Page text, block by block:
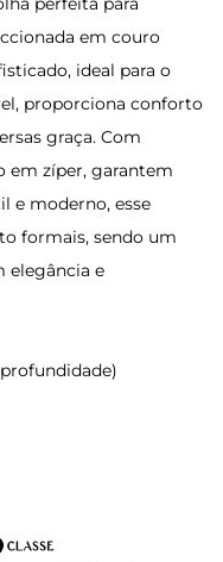
em couro
ideal para o
proporciona conforto
graça. Com
em zíper, garantem
e moderno, esse
formais, sendo um
elegância e